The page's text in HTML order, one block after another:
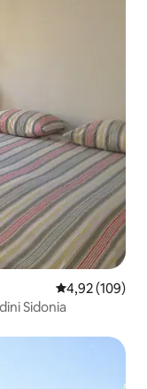
Prosječna
4,92 (109)
Sidonia